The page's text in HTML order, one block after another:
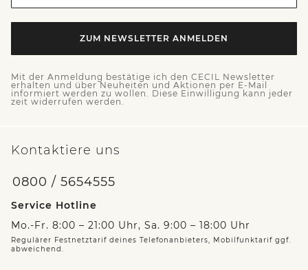
ZUM NEWSLETTER ANMELDEN
Mit der Anmeldung bestätige ich den CECIL Newsletter
erhalten und über Neuheiten und Aktionen per E-Mail
informiert werden zu wollen. Diese Einwilligung kann jeder
zeit widerrufen werden.
Kontaktiere uns
0800 / 5654555
Service Hotline
Mo.-Fr. 8:00 – 21:00 Uhr, Sa. 9:00 – 18:00 Uhr
Regulärer Festnetztarif deines Telefonanbieters, Mobilfunktarif ggf.
abweichend.